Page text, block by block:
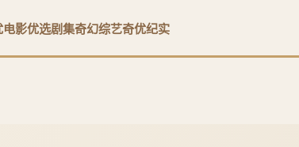
电影优选剧集奇幻综艺奇优纪实